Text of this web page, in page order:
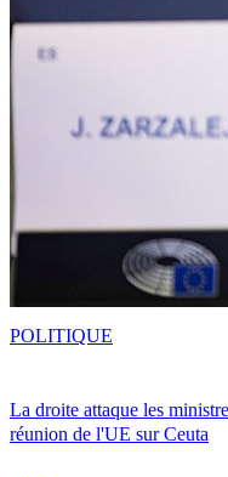
La droite attaque les
réunion de l'UE sur Ceuta
POLITIQUE